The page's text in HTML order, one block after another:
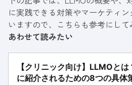
に実践できる対策やマーケティ
いますので、こちらも参考にして
あわせて読みたい
【クリニック向け】LLMOとは
に紹介されるための8つの具体